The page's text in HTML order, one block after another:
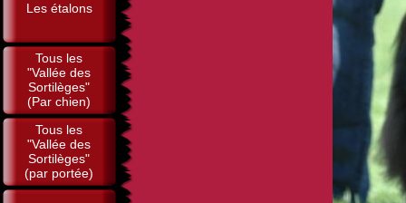
Les étalons
Tous les
"Vallée des
Sortilèges"
(Par chien)
Tous les
"Vallée des
Sortilèges"
(par portée)